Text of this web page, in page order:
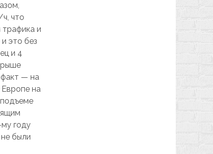
что
и
это без
и 4
— на
на
году
были